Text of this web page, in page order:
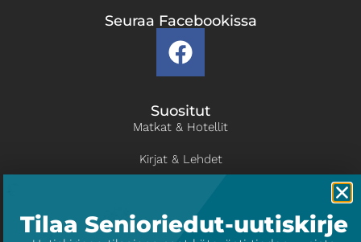
Seuraa Facebookissa
Suositut
Matkat & Hotellit
Kirjat & Lehdet
Liikunta
Tilaa Senioriedut-uutiskirje